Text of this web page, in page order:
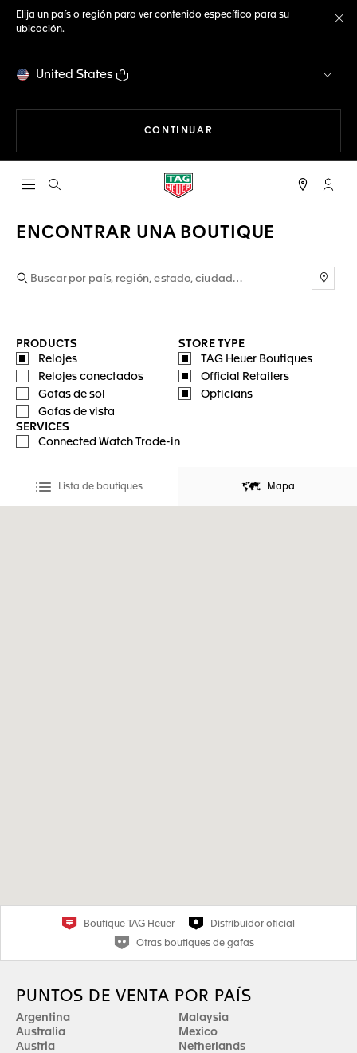
Elija un país o región para ver contenido específico para su
ubicación.
United States
CONTINUAR
Abrir el menú de búsqueda
ENCONTRAR UNA BOUTIQUE
PRODUCTS
Relojes
Relojes conectados
Gafas de sol
Gafas de vista
STORE TYPE
TAG Heuer Boutiques
Official Retailers
Opticians
SERVICES
Connected Watch Trade-in
Lista de boutiques Mapa
Boutique TAG Heuer
Distribuidor oficial
Otras boutiques de gafas
PUNTOS DE VENTA POR PAÍS
Argentina
Australia
Austria
Malaysia
Mexico
Netherlands